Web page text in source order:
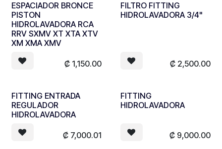
ESPACIADOR BRONCE
PISTON
HIDROLAVADORA RCA
RRV SXMV XT XTA XTV
XM XMA XMV
₡ 1,150.00
FILTRO FITTING
HIDROLAVADORA 3/4"
₡ 2,500.00
FITTING ENTRADA
REGULADOR
HIDROLAVADORA
₡ 7,000.01
FITTING
HIDROLAVADORA
₡ 9,000.00